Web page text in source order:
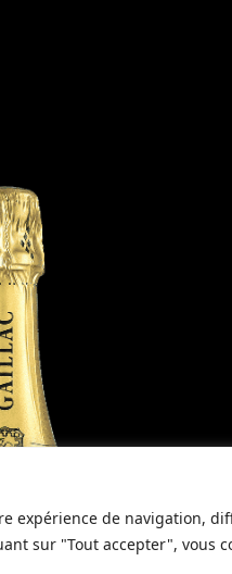
expérience de navigation,
sur "Tout accepter", vous